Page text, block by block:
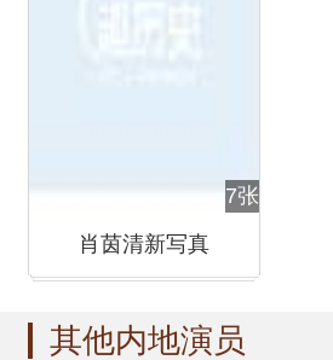
7张
肖茵清新写真
其他内地演员